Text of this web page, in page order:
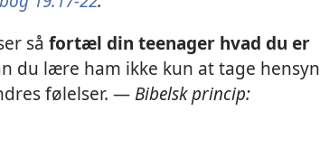
så fortæl din teenager hvad du er
du lære ham ikke kun at tage hensyn
følelser. —Bibelsk princip: